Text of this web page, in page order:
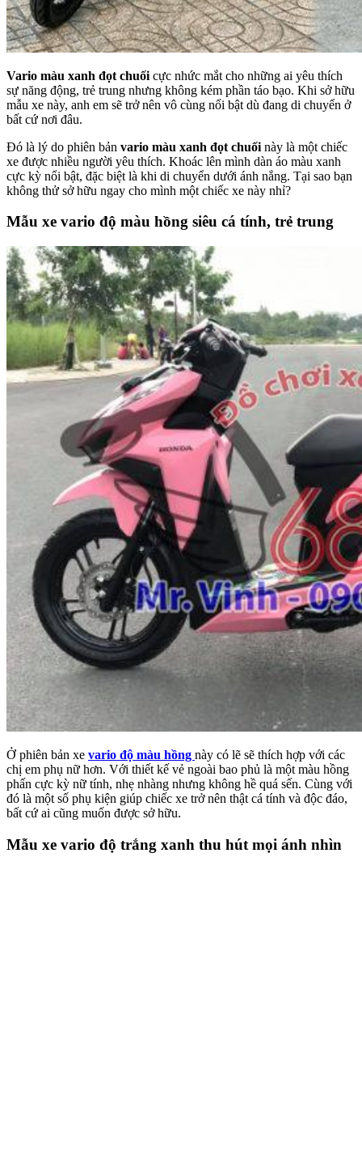
Vario màu xanh đọt chuối cực nhức mắt cho những ai yêu thích
sự năng động, trẻ trung nhưng không kém phần táo bạo. Khi sở hữu
mẫu xe này, anh em sẽ trở nên vô cùng nổi bật dù đang di chuyển ở
bất cứ nơi đâu.
Đó là lý do phiên bản vario màu xanh đọt chuối này là một chiếc
xe được nhiều người yêu thích. Khoác lên mình dàn áo màu xanh
cực kỳ nổi bật, đặc biệt là khi di chuyển dưới ánh nắng. Tại sao bạn
không thử sở hữu ngay cho mình một chiếc xe này nhỉ?
Mẫu xe vario độ màu hồng siêu cá tính, trẻ trung
Ở phiên bản xe vario độ màu hồng này có lẽ sẽ thích hợp với các
chị em phụ nữ hơn. Với thiết kế vẻ ngoài bao phủ là một màu hồng
phấn cực kỳ nữ tính, nhẹ nhàng nhưng không hề quá sến. Cùng với
đó là một số phụ kiện giúp chiếc xe trở nên thật cá tính và độc đáo,
bất cứ ai cũng muốn được sở hữu.
Mẫu xe vario độ trắng xanh thu hút mọi ánh nhìn